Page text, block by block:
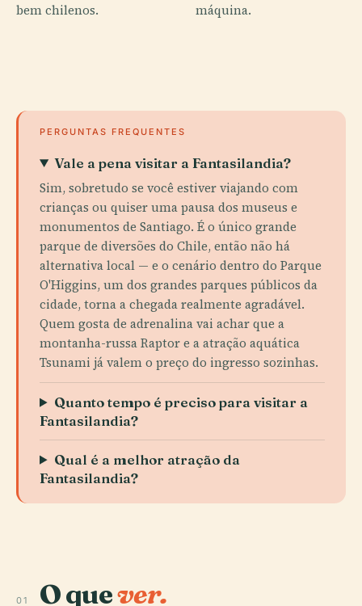
bem chilenos.
máquina.
PERGUNTAS FREQUENTES
Vale a pena visitar a Fantasilandia?
Sim, sobretudo se você estiver viajando com
crianças ou quiser uma pausa dos museus e
monumentos de Santiago. É o único grande
parque de diversões do Chile, então não há
alternativa local — e o cenário dentro do Parque
O'Higgins, um dos grandes parques públicos da
cidade, torna a chegada realmente agradável.
Quem gosta de adrenalina vai achar que a
montanha-russa Raptor e a atração aquática
Tsunami já valem o preço do ingresso sozinhas.
Quanto tempo é preciso para visitar a
Fantasilandia?
Qual é a melhor atração da
Fantasilandia?
01 O quever.